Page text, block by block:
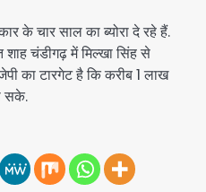
के चार साल का ब्योरा दे रहे हैं.
शाह चंडीगढ़ में मिल्खा सिंह से
का टारगेट है कि करीब 1 लाख
सके.